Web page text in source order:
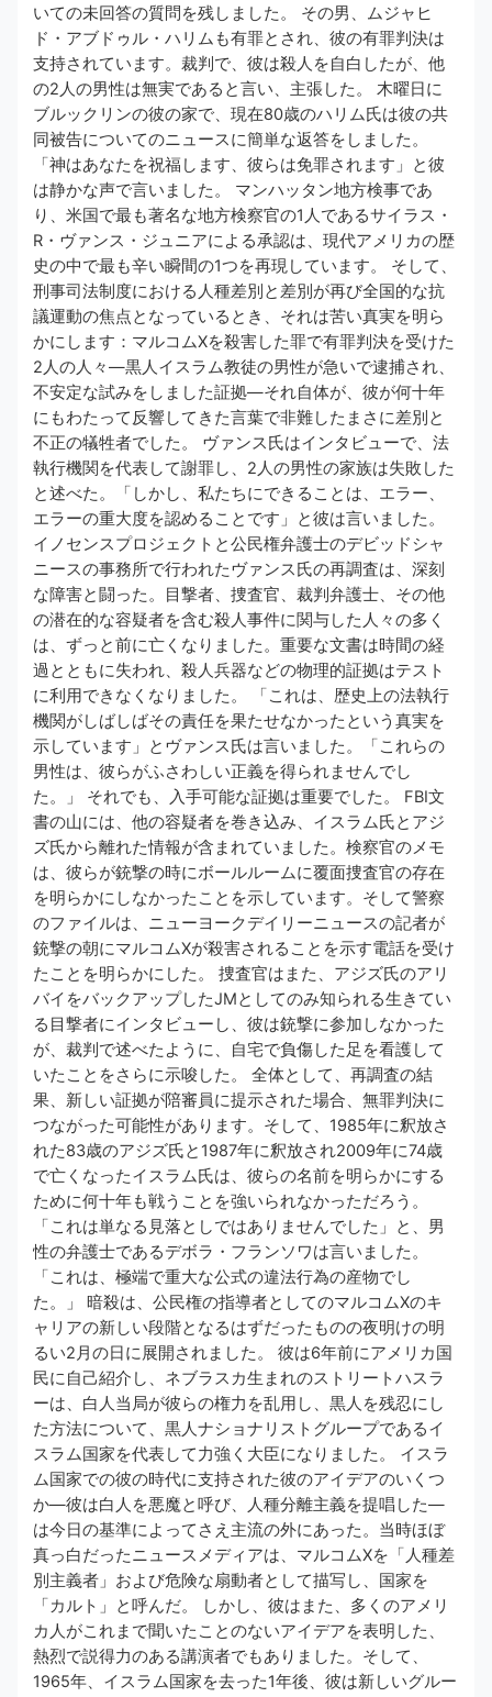
いての未回答の質問を残しました。 その男、ムジャヒ
ド・アブドゥル・ハリムも有罪とされ、彼の有罪判決は
支持されています。裁判で、彼は殺人を自白したが、他
の2人の男性は無実であると言い、主張した。 木曜日に
ブルックリンの彼の家で、現在80歳のハリム氏は彼の共
同被告についてのニュースに簡単な返答をしました。
「神はあなたを祝福します、彼らは免罪されます」と彼
は静かな声で言いました。 マンハッタン地方検事であ
り、米国で最も著名な地方検察官の1人であるサイラス・
R・ヴァンス・ジュニアによる承認は、現代アメリカの歴
史の中で最も辛い瞬間の1つを再現しています。 そして、
刑事司法制度における人種差別と差別が再び全国的な抗
議運動の焦点となっているとき、それは苦い真実を明ら
かにします：マルコムXを殺害した罪で有罪判決を受けた
2人の人々—黒人イスラム教徒の男性が急いで逮捕され、
不安定な試みをしました証拠—それ自体が、彼が何十年
にもわたって反響してきた言葉で非難したまさに差別と
不正の犠牲者でした。 ヴァンス氏はインタビューで、法
執行機関を代表して謝罪し、2人の男性の家族は失敗した
と述べた。「しかし、私たちにできることは、エラー、
エラーの重大度を認めることです」と彼は言いました。
イノセンスプロジェクトと公民権弁護士のデビッドシャ
ニースの事務所で行われたヴァンス氏の再調査は、深刻
な障害と闘った。目撃者、捜査官、裁判弁護士、その他
の潜在的な容疑者を含む殺人事件に関与した人々の多く
は、ずっと前に亡くなりました。重要な文書は時間の経
過とともに失われ、殺人兵器などの物理的証拠はテスト
に利用できなくなりました。 「これは、歴史上の法執行
機関がしばしばその責任を果たせなかったという真実を
示しています」とヴァンス氏は言いました。「これらの
男性は、彼らがふさわしい正義を得られませんでし
た。」 それでも、入手可能な証拠は重要でした。 FBI文
書の山には、他の容疑者を巻き込み、イスラム氏とアジ
ズ氏から離れた情報が含まれていました。検察官のメモ
は、彼らが銃撃の時にボールルームに覆面捜査官の存在
を明らかにしなかったことを示しています。そして警察
のファイルは、ニューヨークデイリーニュースの記者が
銃撃の朝にマルコムXが殺害されることを示す電話を受け
たことを明らかにした。 捜査官はまた、アジズ氏のアリ
バイをバックアップしたJMとしてのみ知られる生きてい
る目撃者にインタビューし、彼は銃撃に参加しなかった
が、裁判で述べたように、自宅で負傷した足を看護して
いたことをさらに示唆した。 全体として、再調査の結
果、新しい証拠が陪審員に提示された場合、無罪判決に
つながった可能性があります。そして、1985年に釈放さ
れた83歳のアジズ氏と1987年に釈放され2009年に74歳
で亡くなったイスラム氏は、彼らの名前を明らかにする
ために何十年も戦うことを強いられなかっただろう。
「これは単なる見落としではありませんでした」と、男
性の弁護士であるデボラ・フランソワは言いました。
「これは、極端で重大な公式の違法行為の産物でし
た。」 暗殺は、公民権の指導者としてのマルコムXのキ
ャリアの新しい段階となるはずだったものの夜明けの明
るい2月の日に展開されました。 彼は6年前にアメリカ国
民に自己紹介し、ネブラスカ生まれのストリートハスラ
ーは、白人当局が彼らの権力を乱用し、黒人を残忍にし
た方法について、黒人ナショナリストグループであるイ
スラム国家を代表して力強く大臣になりました。 イスラ
ム国家での彼の時代に支持された彼のアイデアのいくつ
か—彼は白人を悪魔と呼び、人種分離主義を提唱した—
は今日の基準によってさえ主流の外にあった。当時ほぼ
真っ白だったニュースメディアは、マルコムXを「人種差
別主義者」および危険な扇動者として描写し、国家を
「カルト」と呼んだ。 しかし、彼はまた、多くのアメリ
カ人がこれまで聞いたことのないアイデアを表明した、
熱烈で説得力のある講演者でもありました。そして、
1965年、イスラム国家を去った1年後、彼は新しいグルー